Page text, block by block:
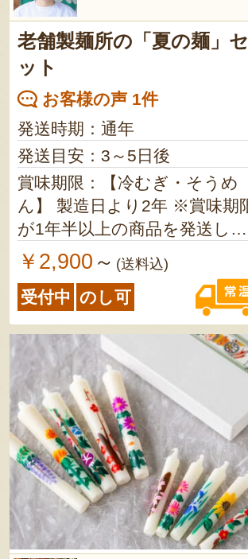
老舗製麺所の「夏の麺」セ
ット
お客様の声 1件
発送時期：通年
発送目安：3～5日後
賞味期限：【冷むぎ・そうめ
ん】 製造日より2年 ※賞味期限
が1年半以上の商品を発送しま
す 【むぎきり】 製造日より1
年 ※賞味期限が10ヶ月以上の
商品を発送します
￥2,900 ～ (送料込)
受付中 のし可